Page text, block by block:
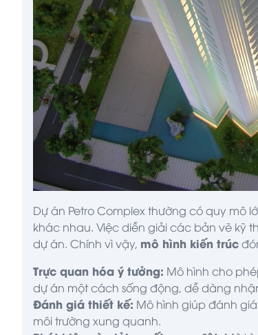
Dự án Petro Complex thường có quy mô
khác nhau. Việc diễn giải các bản vẽ kỹ
dự án. Chính vì vậy, mô hình kiến trúc
Trực quan hóa ý tưởng: Mô hình cho
dự án một cách sống động, dễ dàng
Đánh giá thiết kế: Mô hình giúp đánh
môi trường xung quanh.